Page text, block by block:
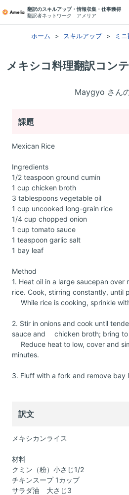
翻訳のスキルアップ・情報収集・仕事獲得
翻訳者ネットワーク アメリア
ホーム スキルアップ ミ
メキシコ料理翻訳コン
Maygyo さん
課題
Mexican Rice
Ingredients
1/2 teaspoon ground cumin
1 cup chicken broth
3 tablespoons vegetable oil
1 cup uncooked long-grain rice
1/4 cup chopped onion
1 cup tomato sauce
1 teaspoon garlic salt
1 bay leaf
Method
1. Heat oil in a large saucepan over
rice. Cook, stirring constantly, until
While rice is cooking, sprinkle
2. Stir in onions and cook until
sauce and chicken broth; bring to
Reduce heat to low, cover and
minutes.
3. Fluff with a fork and remove bay
訳文
メキシカンライス
材料
クミン（粉）小さじ1/2
チキンスープ 1カップ
サラダ油 大さじ3